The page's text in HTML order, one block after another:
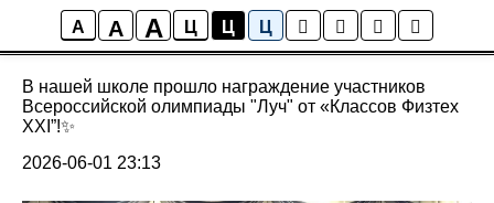
A A A Ц Ц Ц
лагерь
В нашей школе прошло награждение участников
Всероссийской олимпиады "Луч" от «Классов Физтех
XXI”!✨
2026-06-01 23:13